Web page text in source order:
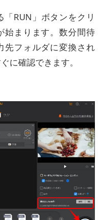
RUN」ボタンをクリ
始まります。数分間待
先フォルダに変換され
に確認できます。